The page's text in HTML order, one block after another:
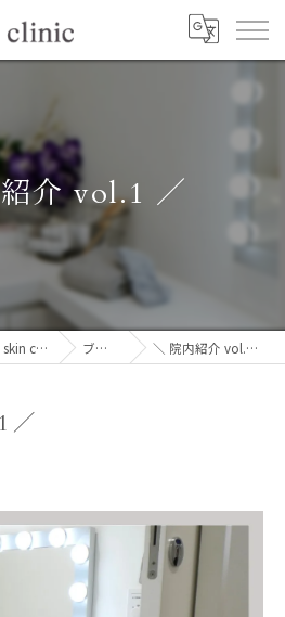
介 vol.1 ／
柏の美容皮膚科ならBellis skin clinic ブログ ＼ 院内紹介 vol.1 ／
／